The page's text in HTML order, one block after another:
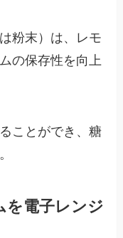
粉末）は、レモ
の保存性を向上
ことができ、糖
を電子レンジ